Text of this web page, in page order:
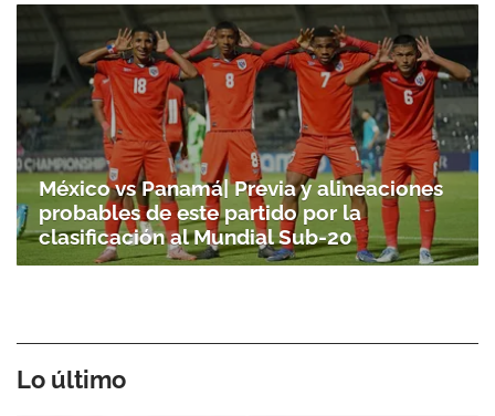
México vs Panamá| Previa y alineaciones
probables de este partido por la
clasificación al Mundial Sub-20
Lo último